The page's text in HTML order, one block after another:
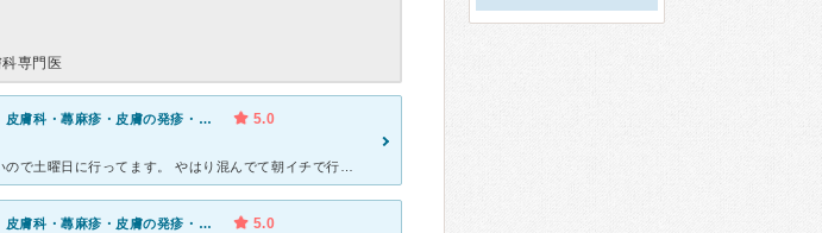
専門医
皮膚科・蕁麻疹・皮膚の発疹・かゆみ 5.0
皮膚科・蕁麻疹・皮膚の発疹・かゆみ 5.0